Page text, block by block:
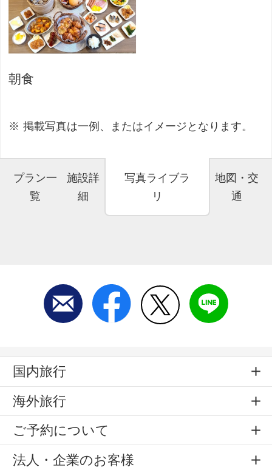
朝食
掲載写真は一例、またはイメージとなります。
プラン一
覧
施設詳
細
写真ライブラ
リ
地図・交
通
国内旅行
海外旅行
ご予約について
法人・企業のお客様